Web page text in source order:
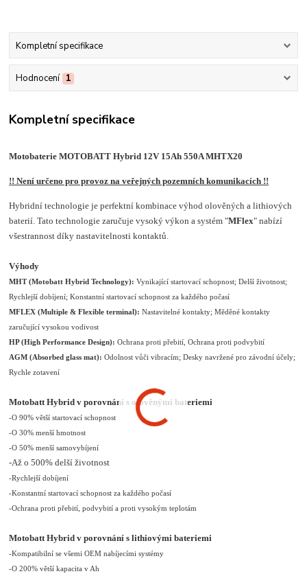
Kompletní specifikace
Hodnocení 1
Kompletní specifikace
Motobaterie MOTOBATT Hybrid 12V 15Ah 550A MHTX20
!! Není určeno pro provoz na veřejných pozemních komunikacích !!
Hybridní technologie je perfektní kombinace výhod olověných a lithiových
baterií. Tato technologie zaručuje vysoký výkon a systém "MFlex" nabízí
všestrannost díky nastavitelnosti kontaktů.
Výhody
MHT (Motobatt Hybrid Technology):Vynikající startovací schopnost; Delší životnost;
Rychlejší dobíjení; Konstantní startovací schopnost za každého počasí
MFLEX (Multiple & Flexible terminal):Nastavitelné kontakty; Měděné kontakty
zaručující vysokou vodivost
HP (High Performance Design):Ochrana proti přebití, Ochrana proti podvybití
AGM (Absorbed glass mat):Odolnost vůči vibracím; Desky navržené pro závodní účely;
Rychle zotavení
Motobatt Hybrid v porovnání s olověnými bateriemi
-O 90% větší startovací schopnost
-O 30% menší hmotnost
-O 50% menší samovybíjení
-Až o 500% delší životnost
-Rychlejší dobíjení
-Konstantní startovací schopnost za každého počasí
-Ochrana proti přebití, podvybití a proti vysokým teplotám
Motobatt Hybrid v porovnání s lithiovými bateriemi
-Kompatibilní se všemi OEM nabíjecími systémy
-O 200% větší kapacita v Ah